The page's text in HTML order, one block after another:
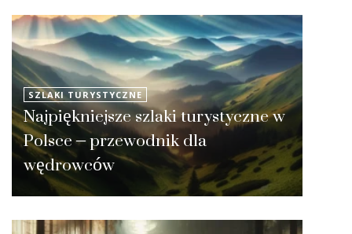
SZLAKI TURYSTYCZNE
Najpiękniejsze szlaki turystyczne w
Polsce – przewodnik dla
wędrowców